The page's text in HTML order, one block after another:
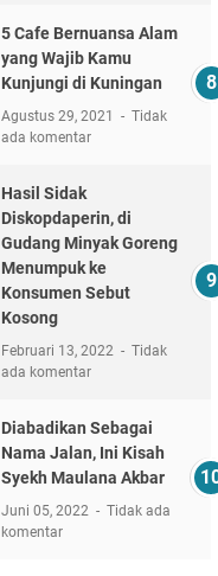
5 Cafe Bernuansa Alam
yang Wajib Kamu
Kunjungi di Kuningan
Agustus 29, 2021
Tidak
ada komentar
Hasil Sidak
Diskopdaperin, di
Gudang Minyak Goreng
Menumpuk ke
Konsumen Sebut
Kosong
Februari 13, 2022
Tidak
ada komentar
Diabadikan Sebagai
Nama Jalan, Ini Kisah
Syekh Maulana Akbar
Juni 05, 2022
Tidak ada
komentar